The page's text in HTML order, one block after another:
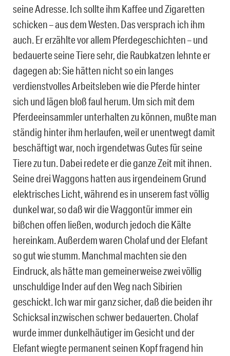
seine Adresse. Ich sollte ihm Kaffee und Zigaretten
schicken – aus dem Westen. Das versprach ich ihm
auch. Er erzählte vor allem Pferdegeschichten – und
bedauerte seine Tiere sehr, die Raubkatzen lehnte er
dagegen ab: Sie hätten nicht so ein langes
verdienstvolles Arbeitsleben wie die Pferde hinter
sich und lägen bloß faul herum. Um sich mit dem
Pferdeeinsammler unterhalten zu können, mußte man
ständig hinter ihm herlaufen, weil er unentwegt damit
beschäftigt war, noch irgendetwas Gutes für seine
Tiere zu tun. Dabei redete er die ganze Zeit mit ihnen.
Seine drei Waggons hatten aus irgendeinem Grund
elektrisches Licht, während es in unserem fast völlig
dunkel war, so daß wir die Waggontür immer ein
bißchen offen ließen, wodurch jedoch die Kälte
hereinkam. Außerdem waren Cholaf und der Elefant
so gut wie stumm. Manchmal machten sie den
Eindruck, als hätte man gemeinerweise zwei völlig
unschuldige Inder auf den Weg nach Sibirien
geschickt. Ich war mir ganz sicher, daß die beiden ihr
Schicksal inzwischen schwer bedauerten. Cholaf
wurde immer dunkelhäutiger im Gesicht und der
Elefant wiegte permanent seinen Kopf fragend hin